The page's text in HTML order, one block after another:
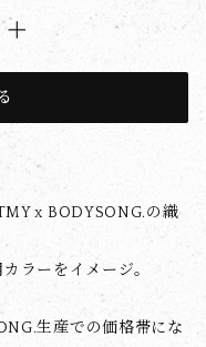
x BODYSONG.の織
ラーをイメージ。
生産での価格帯にな